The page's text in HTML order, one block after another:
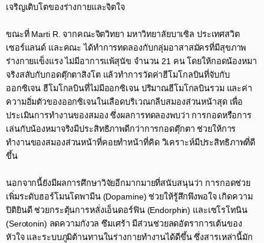
เจริญเติบโตของร่างกายและจิตใจ​
ขณะที่ Marti R. จากคณะจิตวิทยา มหาวิทยาลัยบาเซิล ประเทศสวิต
เซอร์แลนด์ และคณะ ได้ทำการทดลองกับกลุ่มอาสาสมัครที่มีสุขภาพ
ร่างกายแข็งแรง ไม่มีอาการแพ้สุนัข จำนวน 21 คน โดยให้กอดน้องหมา
จริงสลับกับกอดตุ๊กตาสิงโต แล้วทำการวัดค่าฮีโมโกลบินที่จับกับ
ออกซิเจน ฮีโมโกลบินที่ไม่มีออกซิเจน ปริมาณฮีโมโกลบินรวม และค่า
ความอิ่มตัวของออกซิเจนในเลือดบริเวณกลีบสมองส่วนหน้าสุด เพื่อ
ประเมินการทำงานของสมอง ซึ่งผลการทดลองพบว่า การกอดหรือการ
เล่นกับน้องหมาจริงมีประสิทธิภาพดีกว่าการกอดตุ๊กตา ช่วยให้การ
ทำงานของสมองส่วนหน้าที่คอยทำหน้าที่คิด วิเคราะห์มีประสิทธิภาพที่ดี
ขึ้น​
นอกจากนี้ยังมีผลการศึกษาวิจัยอีกมากมายที่สนับสนุนว่า การกอดช่วย
เพิ่มระดับฮอร์โมนโดพามีน (Dopamine) ช่วยให้รู้สึกพึงพอใจ เกิดความ
ปิติยินดี ช่วยกระตุ้นการหลั่งเอ็นดอร์ฟิน (Endorphin) และเซโรโทนิน
(Serotonin) ลดความกังวล ซึมเศร้า มีส่วนช่วยลดอัตราการเต้นของ
หัวใจ และระบบภูมิต้านทานในร่างกายทำงานได้ดีขึ้น ซึ่งสารเหล่านี้มัก